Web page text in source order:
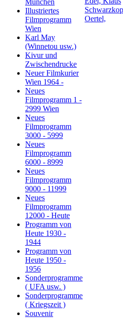
Illustriertes
Filmprogramm
Wien
Karl May
(Winnetou usw.)
Kivur und
Zwischendrucke
Neuer Filmkurier
Wien 1964 -
Neues
Filmprogramm 1 -
2999 Wien
Neues
Filmprogramm
3000 - 5999
Neues
Filmprogramm
6000 - 8999
Neues
Filmprogramm
9000 - 11999
Neues
Filmprogramm
12000 - Heute
Programm von
Heute 1930 -
1944
Programm von
Heute 1950 -
1956
Sonderprogramme
( UFA usw. )
Sonderprogramme
( Kriegszeit )
Souvenir